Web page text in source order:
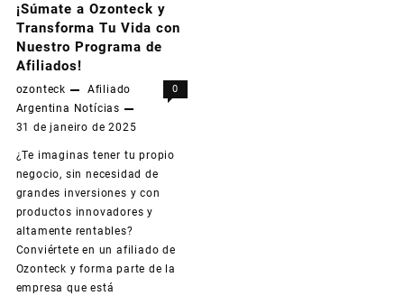
¡Súmate a Ozonteck y
Transforma Tu Vida con
Nuestro Programa de
Afiliados!
ozonteck
Afiliado
Argentina Notícias
31 de janeiro de 2025
0
¿Te imaginas tener tu propio
negocio, sin necesidad de
grandes inversiones y con
productos innovadores y
altamente rentables?
Conviértete en un afiliado de
Ozonteck y forma parte de la
empresa que está